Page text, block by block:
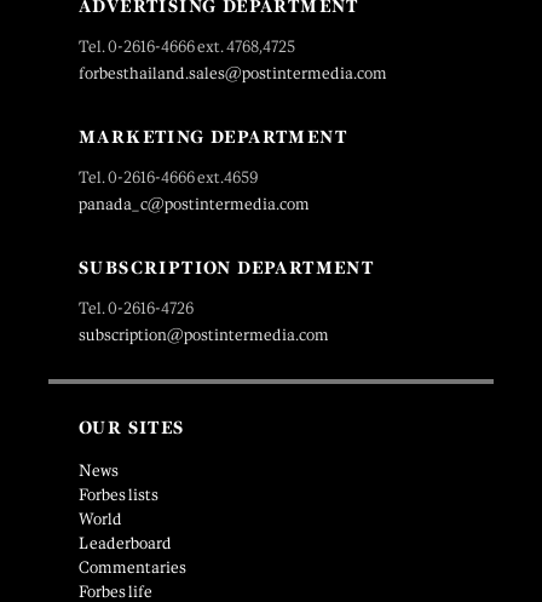
ADVERTISING DEPARTMENT
Tel. 0-2616-4666 ext. 4768,4725
forbesthailand.sales@postintermedia.com
MARKETING DEPARTMENT
Tel. 0-2616-4666 ext.4659
panada_c@postintermedia.com
SUBSCRIPTION DEPARTMENT
Tel. 0-2616-4726
subscription@postintermedia.com
OUR SITES
News
Forbes lists
World
Leaderboard
Commentaries
Forbes life